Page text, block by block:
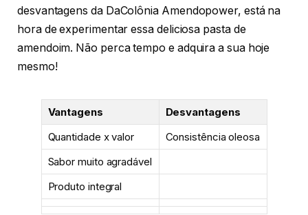
desvantagens da DaColônia Amendopower, está na
hora de experimentar essa deliciosa pasta de
amendoim. Não perca tempo e adquira a sua hoje
mesmo!
Vantagens
Desvantagens
Quantidade x valor
Consistência oleosa
Sabor muito agradável
Produto integral